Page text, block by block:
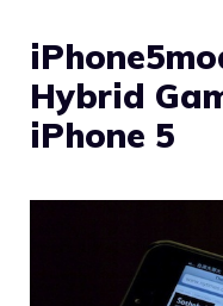
Hybrid
iPhone 5